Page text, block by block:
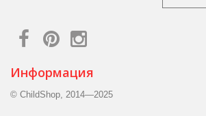
Информация
© ChildShop, 2014—2025